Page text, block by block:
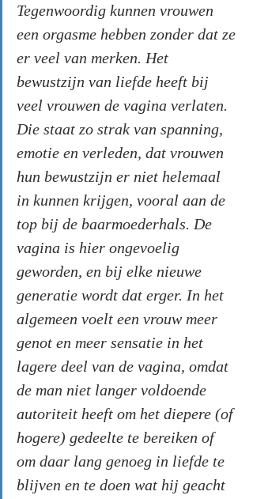
Tegenwoordig kunnen vrouwen
een orgasme hebben zonder dat ze
er veel van merken. Het
bewustzijn van liefde heeft bij
veel vrouwen de vagina verlaten.
Die staat zo strak van spanning,
emotie en verleden, dat vrouwen
hun bewustzijn er niet helemaal
in kunnen krijgen, vooral aan de
top bij de baarmoederhals. De
vagina is hier ongevoelig
geworden, en bij elke nieuwe
generatie wordt dat erger. In het
algemeen voelt een vrouw meer
genot en meer sensatie in het
lagere deel van de vagina, omdat
de man niet langer voldoende
autoriteit heeft om het diepere (of
hogere) gedeelte te bereiken of
om daar lang genoeg in liefde te
blijven en te doen wat hij geacht